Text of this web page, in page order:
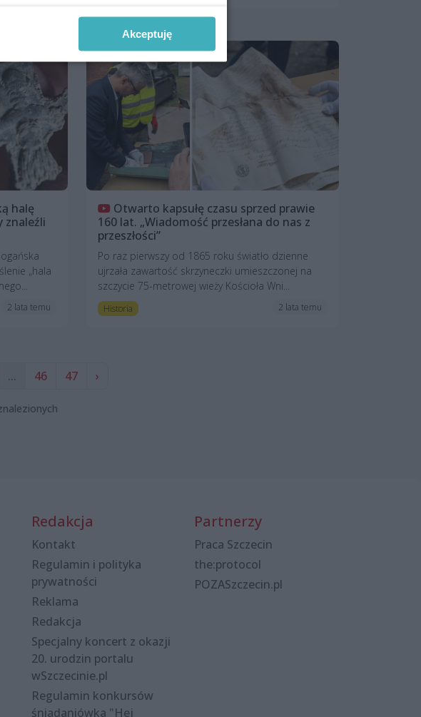
halę
znaleźli
„hala
2 lata temu
Otwarto kapsułę czasu sprzed prawie
160 lat. „Wiadomość przesłana do nas z
przeszłości”
Po raz pierwszy od 1865 roku światło dzienne
ujrzała zawartość skrzyneczki umieszczonej na
szczycie 75-metrowej wieży Kościoła Wni...
Historia 2 lata temu
... 46 47 ›
Redakcja
Kontakt
Regulamin i polityka
prywatności
Reklama
Redakcja
Specjalny koncert z okazji
20. urodzin portalu
wSzczecinie.pl
Regulamin konkursów
śniadaniówka "Hej
Partnerzy
Praca Szczecin
the:protocol
POZASzczecin.pl
Akceptuję